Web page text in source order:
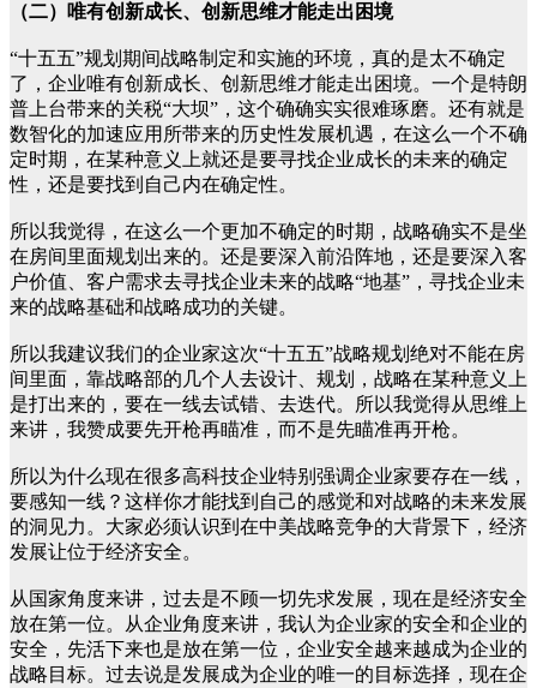
（二）唯有创新成长、创新思维才能走出困境
“十五五”规划期间战略制定和实施的环境，真的是太不确定
了，企业唯有创新成长、创新思维才能走出困境。一个是特朗
普上台带来的关税“大坝”，这个确确实实很难琢磨。还有就是
数智化的加速应用所带来的历史性发展机遇，在这么一个不确
定时期，在某种意义上就还是要寻找企业成长的未来的确定
性，还是要找到自己内在确定性。
所以我觉得，在这么一个更加不确定的时期，战略确实不是坐
在房间里面规划出来的。还是要深入前沿阵地，还是要深入客
户价值、客户需求去寻找企业未来的战略“地基”，寻找企业未
来的战略基础和战略成功的关键。
所以我建议我们的企业家这次“十五五”战略规划绝对不能在房
间里面，靠战略部的几个人去设计、规划，战略在某种意义上
是打出来的，要在一线去试错、去迭代。所以我觉得从思维上
来讲，我赞成要先开枪再瞄准，而不是先瞄准再开枪。
所以为什么现在很多高科技企业特别强调企业家要存在一线，
要感知一线？这样你才能找到自己的感觉和对战略的未来发展
的洞见力。大家必须认识到在中美战略竞争的大背景下，经济
发展让位于经济安全。
从国家角度来讲，过去是不顾一切先求发展，现在是经济安全
放在第一位。从企业角度来讲，我认为企业家的安全和企业的
安全，先活下来也是放在第一位，企业安全越来越成为企业的
战略目标。过去说是发展成为企业的唯一的目标选择，现在企